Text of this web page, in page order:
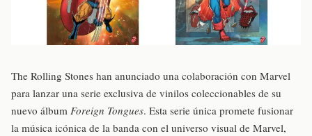
The Rolling Stones han anunciado una colaboración con Marvel
para lanzar una serie exclusiva de vinilos coleccionables de su
nuevo álbum Foreign Tongues. Esta serie única promete fusionar
la música icónica de la banda con el universo visual de Marvel,